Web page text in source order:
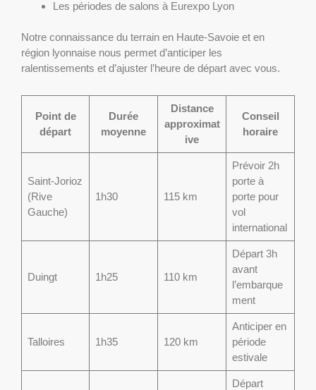
Les périodes de salons à Eurexpo Lyon
Notre connaissance du terrain en Haute-Savoie et en
région lyonnaise nous permet d’anticiper les
ralentissements et d’ajuster l’heure de départ avec vous.
Point de
départ
Durée
moyenne
Distance
approximat
ive
Conseil
horaire
Saint-Jorioz
(Rive
Gauche)
1h30 115 km
Prévoir 2h
porte à
porte pour
vol
international
Duingt 1h25 110 km
Départ 3h
avant
l’embarque
ment
Talloires 1h35 120 km
Anticiper en
période
estivale
Départ